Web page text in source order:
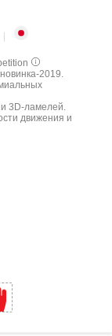
2019.
3D-ламелей.
движения и